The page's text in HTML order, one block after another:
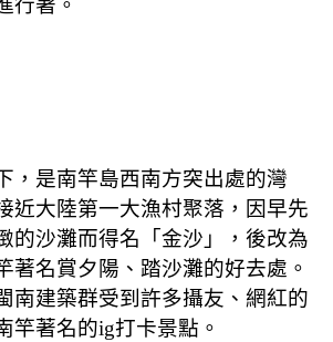
行著。
，是南竿島西南方突出處的灣
近大陸第一大漁村聚落，因早先
的沙灘而得名「金沙」，後改為
著名賞夕陽、踏沙灘的好去處。
南建築群受到許多攝友、網紅的
竿著名的ig打卡景點。